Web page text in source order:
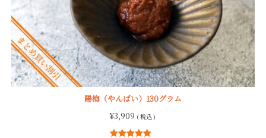
陽梅（やんばい）130グラム
¥3,909 ( 税込 )